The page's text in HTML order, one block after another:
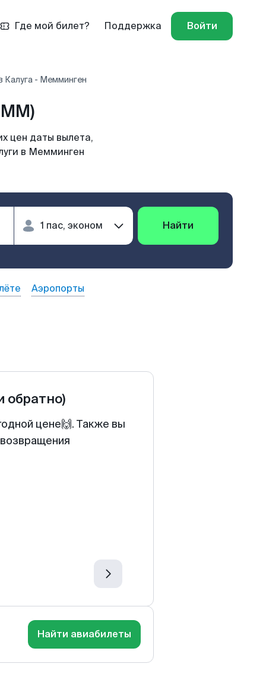
Где мой билет? Поддержка Войти
Калуга - Мемминген
цен даты вылета,
в Мемминген
Найти
Аэропорты
обратно)
цене🙌. Также вы
Найти авиабилеты